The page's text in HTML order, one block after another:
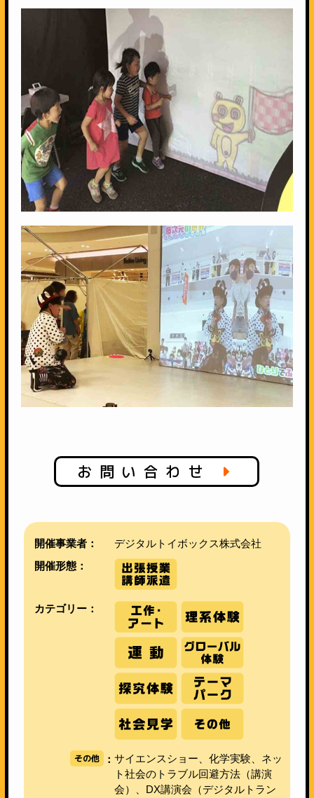
お問い合わせ
開催事業者：
デジタルトイボックス株式会社
開催形態：
カテゴリー：
その他 ： サイエンスショー、化学実験、ネッ
ト社会のトラブル回避方法（講演
会）、DX講演会（デジタルトラン